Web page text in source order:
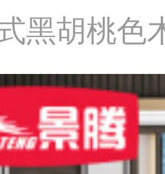
黑胡桃色